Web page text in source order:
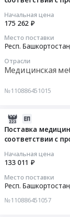
Начальная цена
175 262 ₽
Место поставки
Респ.
Отрасли
№110886451015
Поставка
соответствии с
Начальная цена
133 011 ₽
Место поставки
Респ.
№110886451057